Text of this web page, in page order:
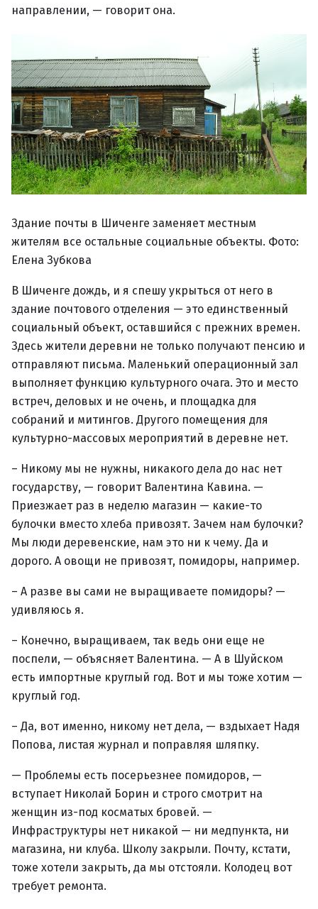
направлении, — говорит она.
Здание почты в Шиченге заменяет местным
жителям все остальные социальные объекты. Фото:
Елена Зубкова
В Шиченге дождь, и я спешу укрыться от него в
здание почтового отделения — это единственный
социальный объект, оставшийся с прежних времен.
Здесь жители деревни не только получают пенсию и
отправляют письма. Маленький операционный зал
выполняет функцию культурного очага. Это и место
встреч, деловых и не очень, и площадка для
собраний и митингов. Другого помещения для
культурно-массовых мероприятий в деревне нет.
– Никому мы не нужны, никакого дела до нас нет
государству, — говорит Валентина Кавина. —
Приезжает раз в неделю магазин — какие-то
булочки вместо хлеба привозят. Зачем нам булочки?
Мы люди деревенские, нам это ни к чему. Да и
дорого. А овощи не привозят, помидоры, например.
– А разве вы сами не выращиваете помидоры? —
удивляюсь я.
– Конечно, выращиваем, так ведь они еще не
поспели, — объясняет Валентина. — А в Шуйском
есть импортные круглый год. Вот и мы тоже хотим —
круглый год.
– Да, вот именно, никому нет дела, — вздыхает Надя
Попова, листая журнал и поправляя шляпку.
— Проблемы есть посерьезнее помидоров, —
вступает Николай Борин и строго смотрит на
женщин из-под косматых бровей. —
Инфраструктуры нет никакой — ни медпункта, ни
магазина, ни клуба. Школу закрыли. Почту, кстати,
тоже хотели закрыть, да мы отстояли. Колодец вот
требует ремонта.